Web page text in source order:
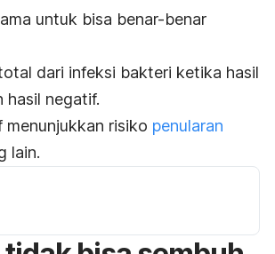
untuk bisa benar-benar
dari infeksi bakteri ketika hasil
hasil negatif.
menunjukkan risiko penularan
lain.